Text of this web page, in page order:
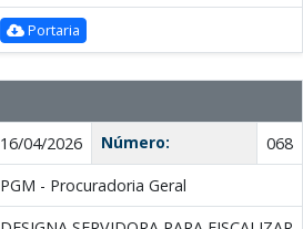
Portaria
16/04/2026 Número:
068
PGM - Procuradoria Geral